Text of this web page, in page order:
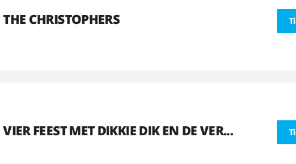
THE CHRISTOPHERS
VIER FEEST MET DIKKIE DIK EN DE VER...